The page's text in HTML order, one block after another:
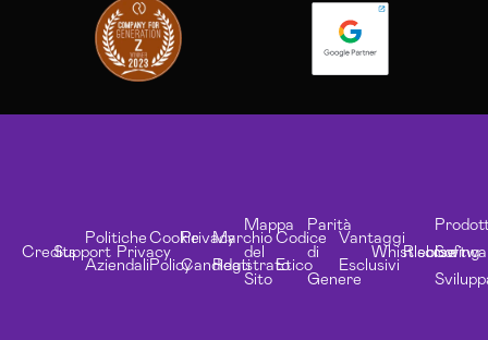
CreditsSupport
Politiche
Aziendali
Privacy
Cookie
Policy
Privacy
Candidati
Marchio
Registrato
Mappa
del
Sito
Codice
Etico
Parità
di
Genere
Vantaggi
Esclusivi
Whistleblowing
Risorse